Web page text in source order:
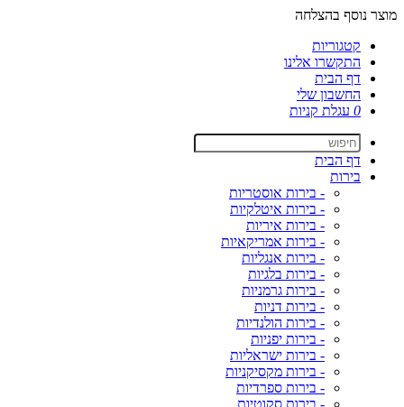
מוצר נוסף בהצלחה
קטגוריות
התקשרו אלינו
דף הבית
החשבון שלי
0 עגלת קניות
דף הבית
בירות
- בירות אוסטריות
- בירות איטלקיות
- בירות איריות
- בירות אמריקאיות
- בירות אנגליות
- בירות בלגיות
- בירות גרמניות
- בירות דניות
- בירות הולנדיות
- בירות יפניות
- בירות ישראליות
- בירות מקסיקניות
- בירות ספרדיות
- בירות סקוטיות